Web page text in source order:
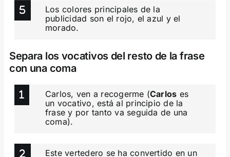
Los colores principales de la
publicidad son el rojo, el azul y el
morado.
Separa los vocativos del resto de la frase
con una coma
Carlos, ven a recogerme (Carlos es
un vocativo, está al principio de la
frase y por tanto va seguida de una
coma).
Este vertedero se ha convertido en un